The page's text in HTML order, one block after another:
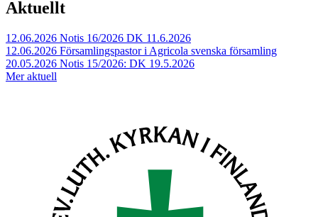
Aktuellt
12.06.2026 Notis 16/2026 DK 11.6.2026
12.06.2026 Församlingspastor i Agricola svenska församling
20.05.2026 Notis 15/2026: DK 19.5.2026
Mer aktuell